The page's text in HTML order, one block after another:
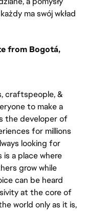
ma swój wkład
from Bogotá,
craftspeople, &
to make a
the developer of
for millions
looking for
is a place where
grow while
can be heard
at the core of
world only as it is,